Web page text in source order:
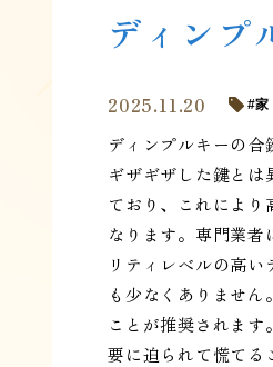
ディンプ
2025.11.20 家
ディンプルキーの
ギザギザした鍵と
ており、これによ
なります。専門業
リティレベルの高
も少なくありませ
ことが推奨されま
要に迫られて慌てる